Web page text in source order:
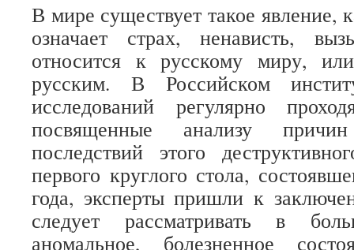
В мире существует такое явление,
означает страх, ненависть,
относится к русскому миру,
русским. В Российском
исследований регулярно
посвященные анализу
последствий этого
первого круглого стола,
года, эксперты пришли к
следует рассматривать в
аномальное, болезненное